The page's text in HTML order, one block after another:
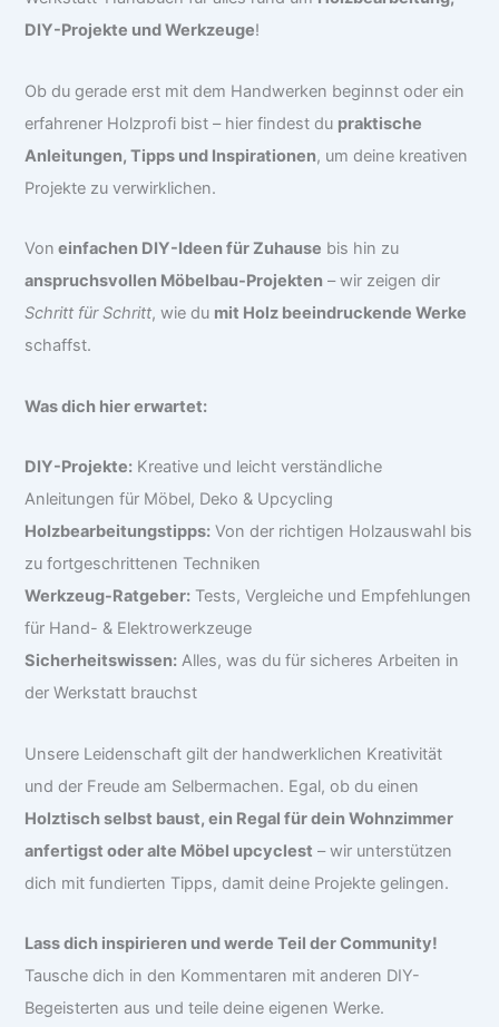
DIY-Projekte und Werkzeuge!
Ob du gerade erst mit dem Handwerken beginnst oder ein
erfahrener Holzprofi bist – hier findest du praktische
Anleitungen, Tipps und Inspirationen, um deine kreativen
Projekte zu verwirklichen.
Von einfachen DIY-Ideen für Zuhause bis hin zu
anspruchsvollen Möbelbau-Projekten – wir zeigen dir
Schritt für Schritt, wie du mit Holz beeindruckende Werke
schaffst.
Was dich hier erwartet:
DIY-Projekte: Kreative und leicht verständliche
Anleitungen für Möbel, Deko & Upcycling
Holzbearbeitungstipps: Von der richtigen Holzauswahl bis
zu fortgeschrittenen Techniken
Werkzeug-Ratgeber: Tests, Vergleiche und Empfehlungen
für Hand- & Elektrowerkzeuge
Sicherheitswissen: Alles, was du für sicheres Arbeiten in
der Werkstatt brauchst
Unsere Leidenschaft gilt der handwerklichen Kreativität
und der Freude am Selbermachen. Egal, ob du einen
Holztisch selbst baust, ein Regal für dein Wohnzimmer
anfertigst oder alte Möbel upcyclest – wir unterstützen
dich mit fundierten Tipps, damit deine Projekte gelingen.
Lass dich inspirieren und werde Teil der Community!
Tausche dich in den Kommentaren mit anderen DIY-
Begeisterten aus und teile deine eigenen Werke.